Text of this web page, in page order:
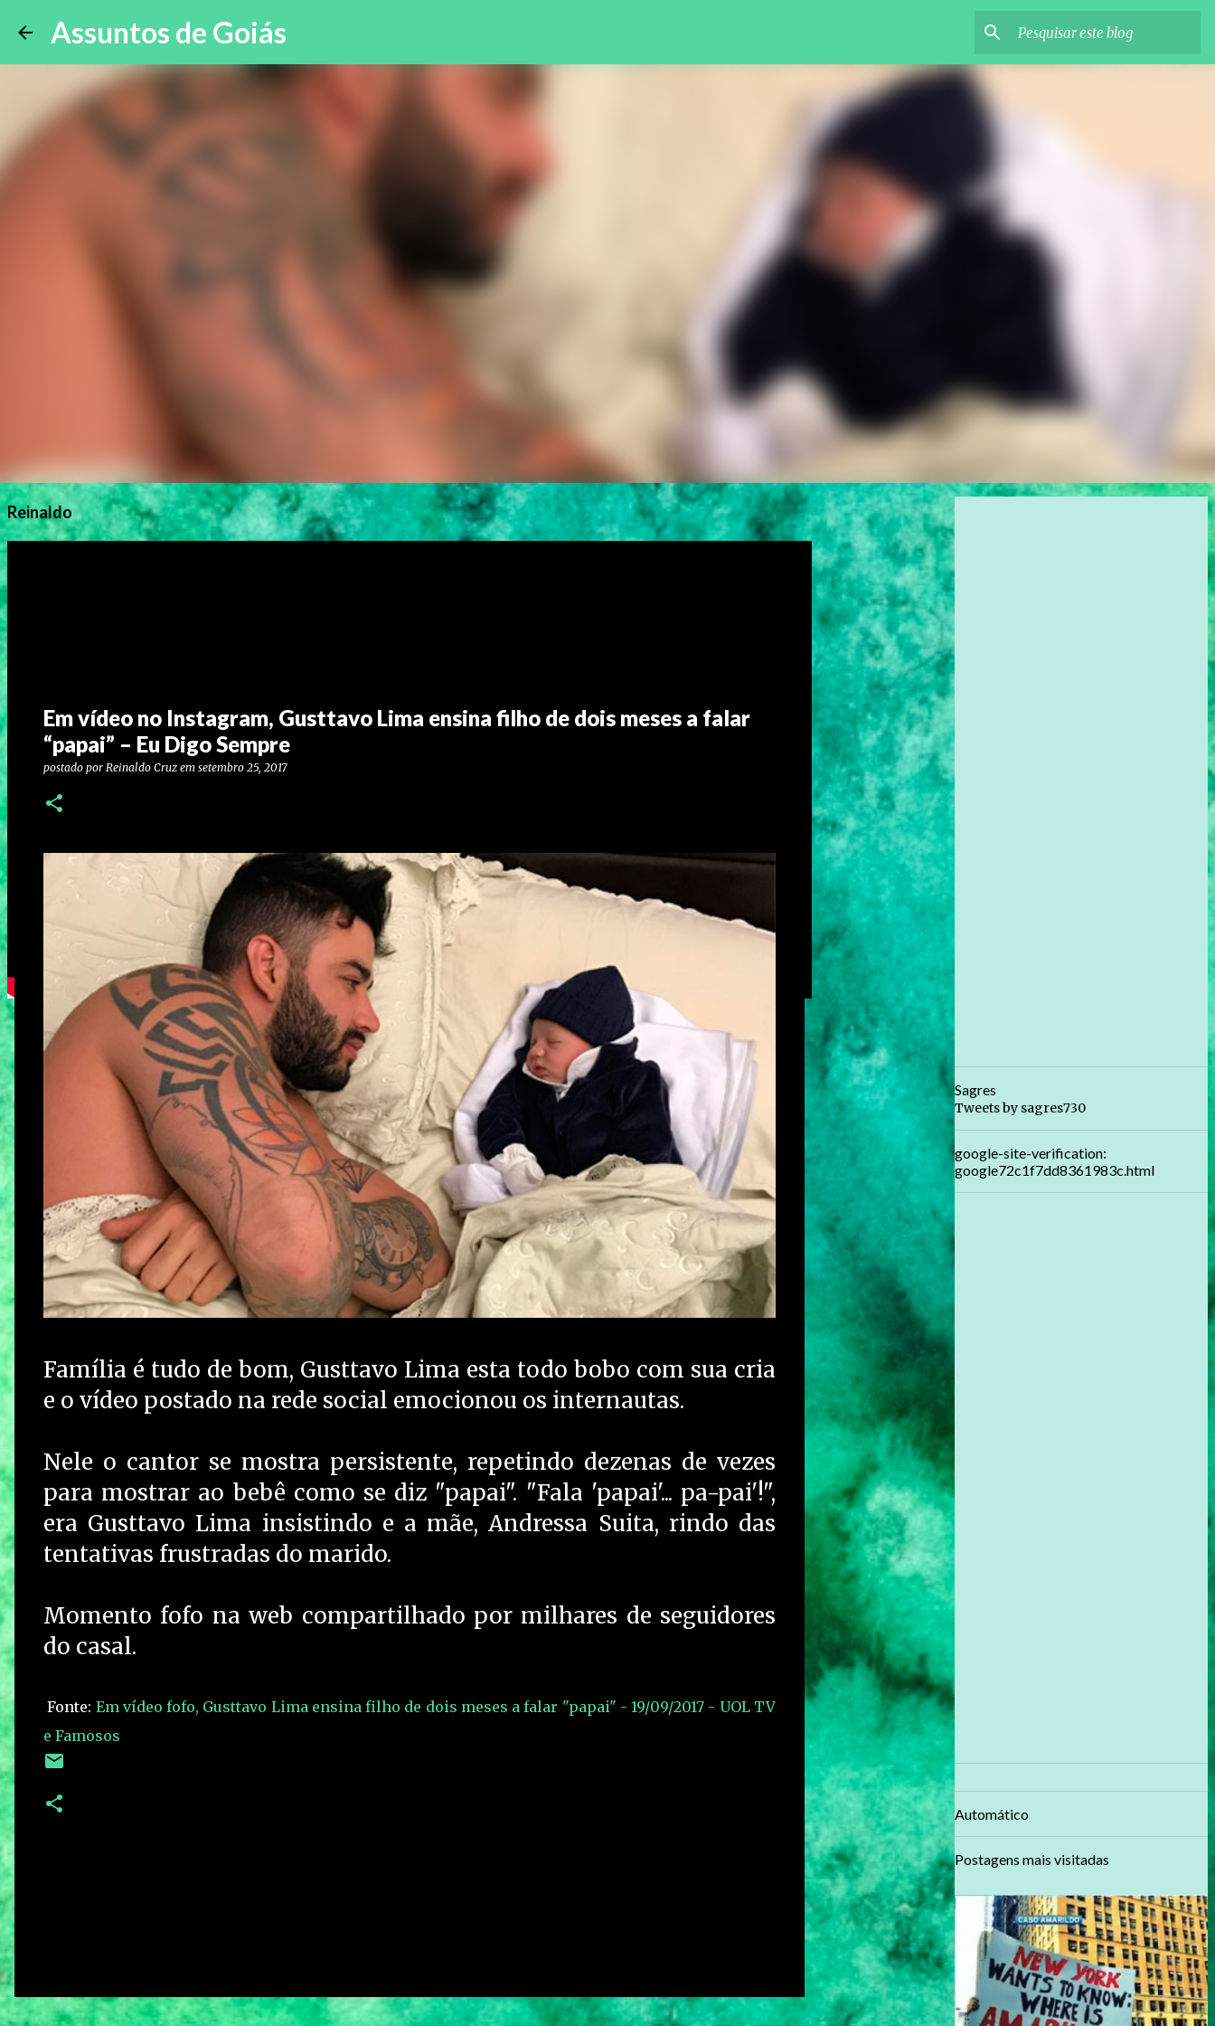
Assuntos de Goiás
Reinaldo
Em vídeo no Instagram, Gusttavo Lima ensina filho de dois meses a falar
“papai” – Eu Digo Sempre
postado por Reinaldo Cruz em setembro 25, 2017
Família é tudo de bom, Gusttavo Lima esta todo bobo com sua cria
e o vídeo postado na rede social emocionou os internautas.
Nele o cantor se mostra persistente, repetindo dezenas de vezes
para mostrar ao bebê como se diz "papai". "Fala 'papai'... pa-pai'!",
era Gusttavo Lima insistindo e a mãe, Andressa Suita, rindo das
tentativas frustradas do marido.
Momento fofo na web compartilhado por milhares de seguidores
do casal.
Fonte: Em vídeo fofo, Gusttavo Lima ensina filho de dois meses a falar "papai" - 19/09/2017 - UOL TV
e Famosos
Sagres
Tweets by sagres730
google-site-verification:
google72c1f7dd8361983c.html
Automático
Postagens mais visitadas